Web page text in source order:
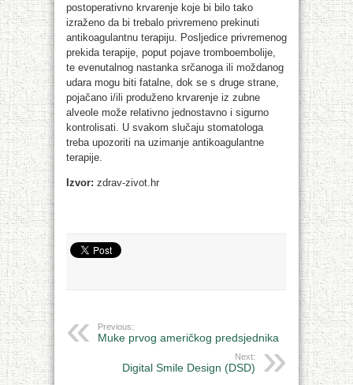
postoperativno krvarenje koje bi bilo tako
izraženo da bi trebalo privremeno prekinuti
antikoagulantnu terapiju. Posljedice privremenog
prekida terapije, poput pojave tromboembolije,
te evenutalnog nastanka srčanoga ili moždanog
udara mogu biti fatalne, dok se s druge strane,
pojačano i/ili produženo krvarenje iz zubne
alveole može relativno jednostavno i sigurno
kontrolisati. U svakom slučaju stomatologa
treba upozoriti na uzimanje antikoagulantne
terapije.
Izvor: zdrav-zivot.hr
Previous:
Muke prvog američkog predsjednika
Next:
Digital Smile Design (DSD)